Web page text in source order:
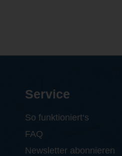
Service
So funktioniert‘s
FAQ
Newsletter abonnieren